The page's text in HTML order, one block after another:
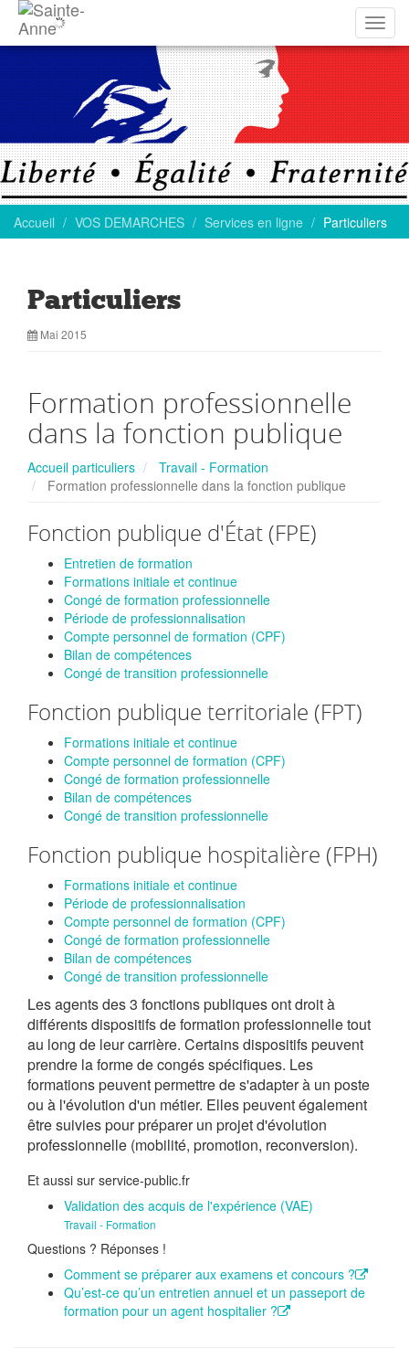
la
Accueil VOS DEMARCHES Services en ligne Particuliers
Particuliers
Mai 2015
Formation professionnelle
dans la fonction publique
Accueil particuliers
Travail - Formation
Formation professionnelle dans la fonction publique
Fonction publique d'État (FPE)
Entretien de formation
Formations initiale et continue
Congé de formation professionnelle
Période de professionnalisation
Compte personnel de formation (CPF)
Bilan de compétences
Congé de transition professionnelle
Fonction publique territoriale (FPT)
Formations initiale et continue
Compte personnel de formation (CPF)
Congé de formation professionnelle
Bilan de compétences
Congé de transition professionnelle
Fonction publique hospitalière (FPH)
Formations initiale et continue
Période de professionnalisation
Compte personnel de formation (CPF)
Congé de formation professionnelle
Bilan de compétences
Congé de transition professionnelle
Les agents des 3 fonctions publiques ont droit à
différents dispositifs de formation professionnelle tout
au long de leur carrière. Certains dispositifs peuvent
prendre la forme de congés spécifiques. Les
formations peuvent permettre de s'adapter à un poste
ou à l'évolution d'un métier. Elles peuvent également
être suivies pour préparer un projet d'évolution
professionnelle (mobilité, promotion, reconversion).
Et aussi sur service-public.fr
Validation des acquis de l'expérience (VAE)
Travail - Formation
Questions ? Réponses !
Comment se préparer aux examens et concours ?
Qu’est-ce qu’un entretien annuel et un passeport de
formation pour un agent hospitalier ?